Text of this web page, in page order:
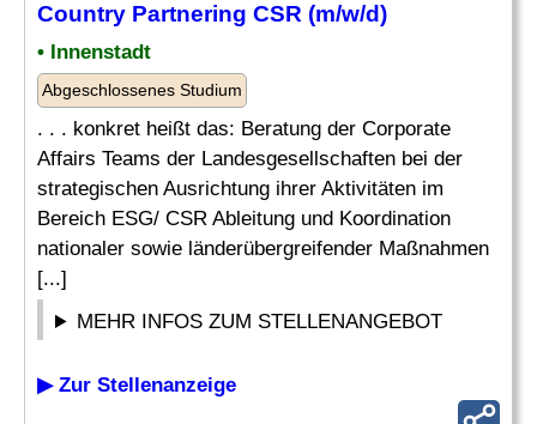
Country Partnering CSR (m/w/d)
• Innenstadt
Abgeschlossenes Studium
. . . konkret heißt das: Beratung der Corporate
Affairs Teams der Landesgesellschaften bei der
strategischen Ausrichtung ihrer Aktivitäten im
Bereich ESG/ CSR Ableitung und Koordination
nationaler sowie länderübergreifender Maßnahmen
[...]
MEHR INFOS ZUM STELLENANGEBOT
▶ Zur Stellenanzeige